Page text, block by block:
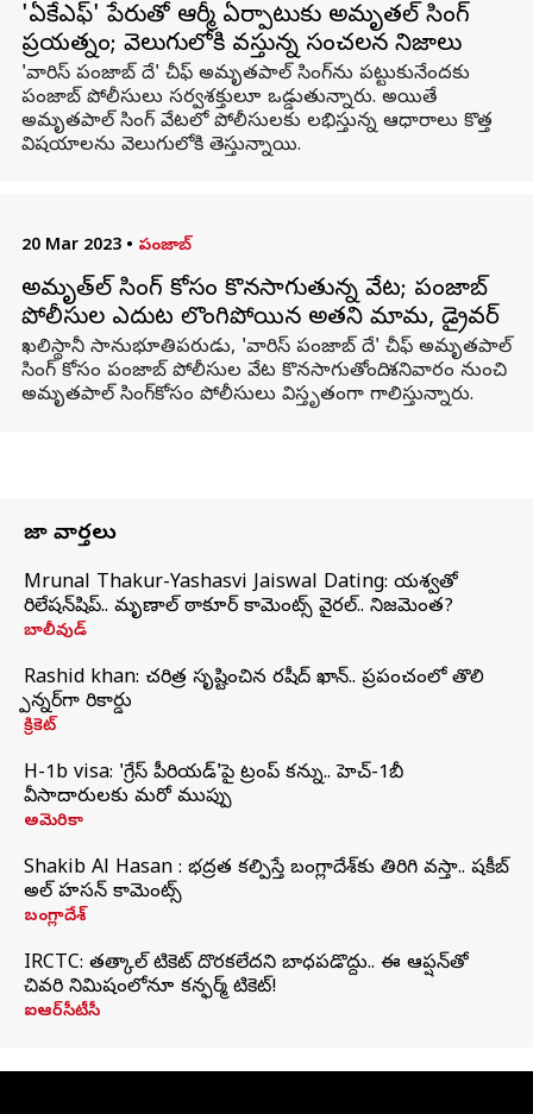
'ఏకేఎఫ్' పేరుతో ఆర్మీ ఏర్పాటుకు అమృతపాల్ సింగ్‌
ప్రయత్నం; వెలుగులోకి వస్తున్న సంచలన నిజాలు
'వారిస్ పంజాబ్ దే' చీఫ్ అమృతపాల్ సింగ్‌ను పట్టుకునేందకు
పంజాబ్ పోలీసులు సర్వశక్తులూ ఒడ్డుతున్నారు. అయితే
అమృతపాల్ సింగ్‌ వేటలో పోలీసులకు లభిస్తున్న ఆధారాలు కొత్త
విషయాలను వెలుగులోకి తెస్తున్నాయి.
20 Mar 2023 • పంజాబ్
అమృత్‌పాల్ సింగ్ కోసం కొనసాగుతున్న వేట; పంజాబ్
పోలీసుల ఎదుట లొంగిపోయిన అతని మామ, డ్రైవర్
ఖలిస్థానీ సానుభూతిపరుడు, 'వారిస్ పంజాబ్ దే' చీఫ్ అమృతపాల్
సింగ్‌ కోసం పంజాబ్ పోలీసుల వేట కొనసాగుతోంది. శనివారం నుంచి
అమృతపాల్ సింగ్‌కోసం పోలీసులు విస్తృతంగా గాలిస్తున్నారు.
తాజా వార్తలు
Mrunal Thakur-Yashasvi Jaiswal Dating: యశస్వితో
రిలేషన్‌షిప్.. మృణాల్ ఠాకూర్ కామెంట్స్ వైరల్.. నిజమెంత?
బాలీవుడ్
Rashid khan: చరిత్ర సృష్టించిన రషీద్ ఖాన్.. ప్రపంచంలో తొలి
స్పిన్నర్‌గా రికార్డు
క్రికెట్
H-1b visa: 'గ్రేస్‌ పీరియడ్‌'పై ట్రంప్‌ కన్ను.. హెచ్‌-1బీ
వీసాదారులకు మరో ముప్పు
అమెరికా
Shakib Al Hasan : భద్రత కల్పిస్తే బంగ్లాదేశ్‌కు తిరిగి వస్తా.. షకీబ్
అల్ హసన్ కామెంట్స్
బంగ్లాదేశ్
IRCTC: తత్కాల్ టికెట్ దొరకలేదని బాధపడొద్దు.. ఈ ఆప్షన్‌తో
చివరి నిమిషంలోనూ కన్ఫర్మ్ టికెట్!
ఐఆర్‌సీటీసీ